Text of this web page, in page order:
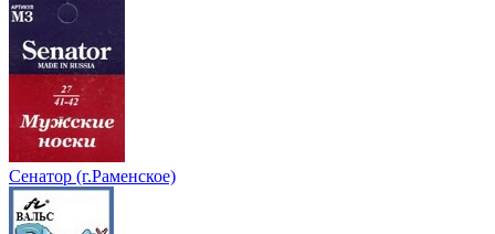
Сенатор (г.Раменское)